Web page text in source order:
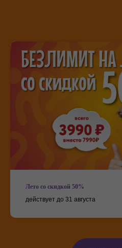
Лето со скидкой 50%
действует до 31 августа